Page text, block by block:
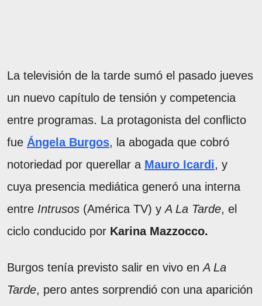
La televisión de la tarde sumó el pasado jueves
un nuevo capítulo de tensión y competencia
entre programas. La protagonista del conflicto
fue Ángela Burgos, la abogada que cobró
notoriedad por querellar a Mauro Icardi, y
cuya presencia mediática generó una interna
entre Intrusos (América TV) yA La Tarde, el
ciclo conducido por Karina Mazzocco.
Burgos tenía previsto salir en vivo enA La
Tarde, pero antes sorprendió con una aparición